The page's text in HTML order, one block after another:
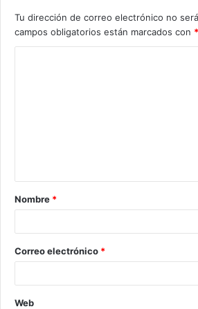
Tu dirección de correo electrónico no
campos obligatorios están marcados con *
Nombre *
Correo electrónico *
Web